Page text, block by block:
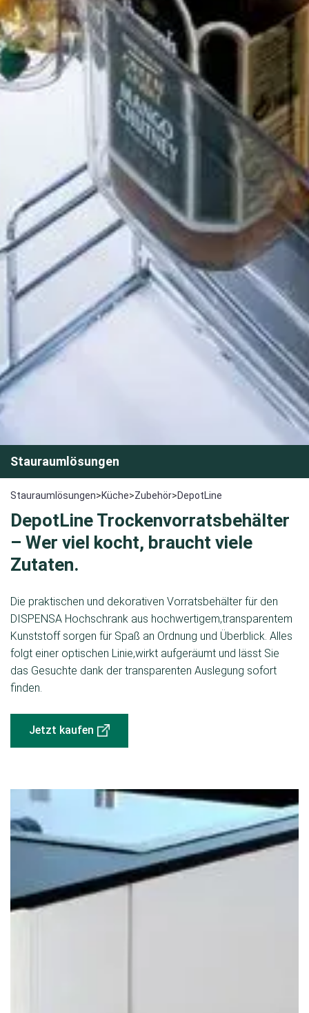
Stauraumlösungen
Stauraumlösungen>Küche>Zubehör>DepotLine
DepotLine Trockenvorratsbehälter
– Wer viel kocht, braucht viele
Zutaten.
Die praktischen und dekorativen Vorratsbehälter für den
DISPENSA Hochschrank aus hochwertigem,transparentem
Kunststoff sorgen für Spaß an Ordnung und Überblick. Alles
folgt einer optischen Linie,wirkt aufgeräumt und lässt Sie
das Gesuchte dank der transparenten Auslegung sofort
finden.
Jetzt kaufen